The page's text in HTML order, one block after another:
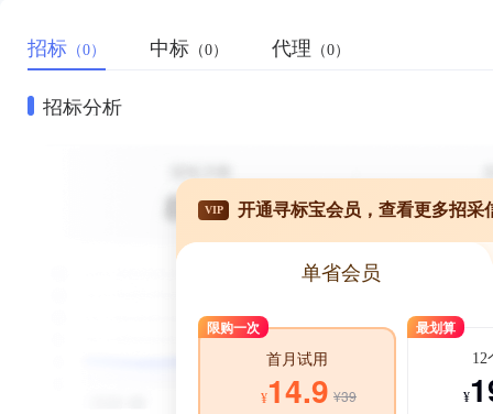
招标 （0） 中标 （0） 代理 （0）
招标分析
VIP 开通寻标宝会员，查看更多招采
单省会员
限购一次
首月试用
¥14.9 ¥39
最划算
12
¥